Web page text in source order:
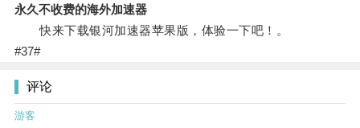
永久不收费的海外加速器
快来下载银河加速器苹果版，体验一下吧！。
#37#
评论
游客